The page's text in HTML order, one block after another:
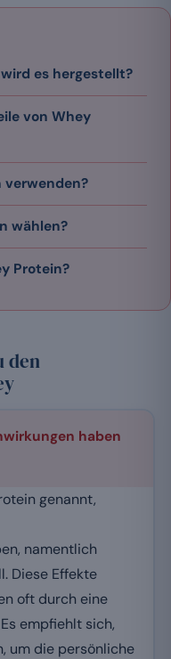
es hergestellt?
von Whey
verwenden?
wählen?
Protein?
den
haben
genannt,
namentlich
Diese Effekte
oft durch eine
empfiehlt sich,
um die persönliche